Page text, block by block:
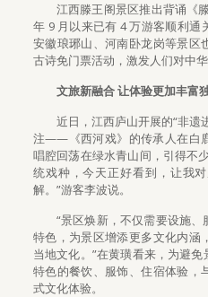
江西滕王阁景区推出背诵《
年 9 月以来已有 4 万游客顺利通
安徽琅琊山、河南卧龙岗等景区
古诗免门票活动，激发人们对中
文旅新融合 让体验更加丰富
近日，江西庐山开展的“非遗
注——《西河戏》的传承人在白
唱腔回荡在绿水青山间，引得不
统戏种，今天正好看到，让我
解。”游客李波说。
“景区焕新，不仅需要设施
特色，为景区增添更多文化内涵
当地文化。”在黄璜看来，为避
特色的餐饮、服饰、住宿体验，
式文化体验。